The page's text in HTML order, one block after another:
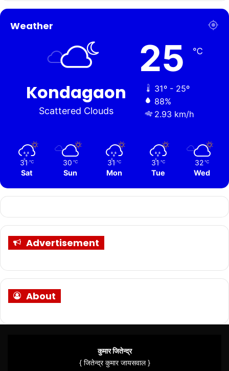
Weather
Kondagaon
Scattered Clouds
25 ℃
31º - 25º
88%
2.93 km/h
31 ℃
Sat
30 ℃
Sun
31 ℃
Mon
31 ℃
Tue
32 ℃
Wed
Advertisement
About
कुमार जितेन्द्र
{ जितेन्द्र कुमार जायसवाल }